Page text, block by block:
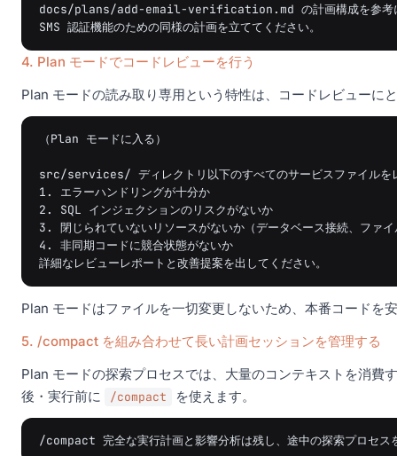
docs/plans/add-email-verification.md の計画構成を参考
4. Plan モードでコードレビューを行う
Plan モードの読み取り専用という特性は、コードレビューに
（Plan モードに入る）
src/services/ ディレクトリ以下のすべてのサービスファイルを
1. エラーハンドリングが十分か
2. SQL インジェクションのリスクがないか
3. 閉じられていないリソースがないか（データベース接続、ファイ
4. 非同期コードに競合状態がないか
Plan モードはファイルを一切変更しないため、本番コードを
5. /compact を組み合わせて長い計画セッションを管理する
Plan モードの探索プロセスでは、大量のコンテキストを消費
後・実行前に
/compact を使えます。